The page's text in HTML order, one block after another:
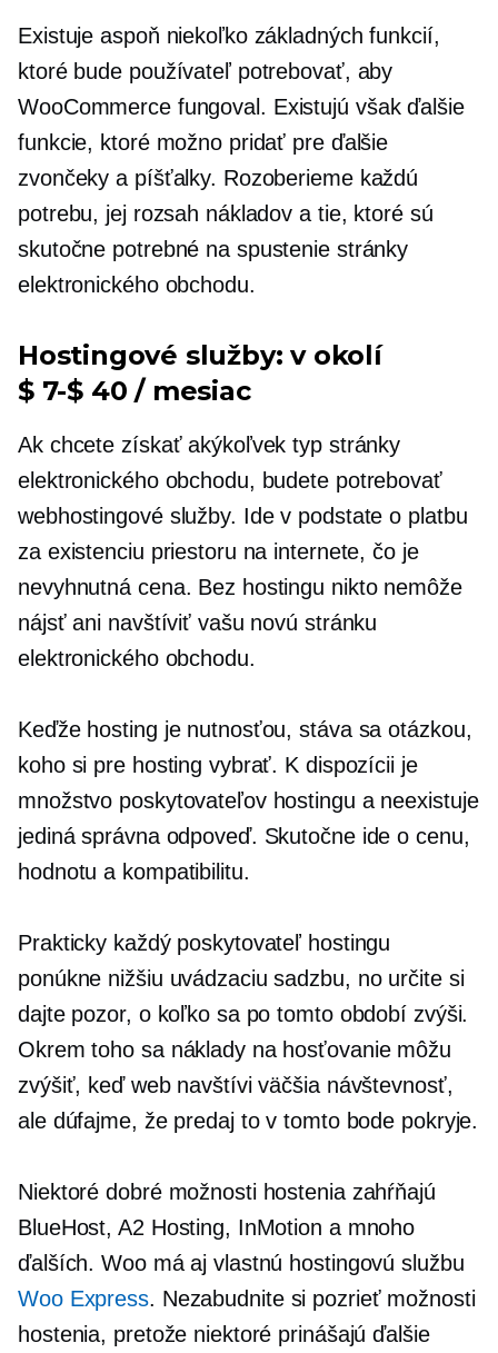
Existuje aspoň niekoľko základných funkcií,
ktoré bude používateľ potrebovať, aby
WooCommerce fungoval. Existujú však ďalšie
funkcie, ktoré možno pridať pre ďalšie
zvončeky a píšťalky. Rozoberieme každú
potrebu, jej rozsah nákladov a tie, ktoré sú
skutočne potrebné na spustenie stránky
elektronického obchodu.
Hostingové služby: v okolí
$ 7-$ 40 / mesiac
Ak chcete získať akýkoľvek typ stránky
elektronického obchodu, budete potrebovať
webhostingové služby. Ide v podstate o platbu
za existenciu priestoru na internete, čo je
nevyhnutná cena. Bez hostingu nikto nemôže
nájsť ani navštíviť vašu novú stránku
elektronického obchodu.
Keďže hosting je nutnosťou, stáva sa otázkou,
koho si pre hosting vybrať. K dispozícii je
množstvo poskytovateľov hostingu a neexistuje
jediná správna odpoveď. Skutočne ide o cenu,
hodnotu a kompatibilitu.
Prakticky každý poskytovateľ hostingu
ponúkne nižšiu uvádzaciu sadzbu, no určite si
dajte pozor, o koľko sa po tomto období zvýši.
Okrem toho sa náklady na hosťovanie môžu
zvýšiť, keď web navštívi väčšia návštevnosť,
ale dúfajme, že predaj to v tomto bode pokryje.
Niektoré dobré možnosti hostenia zahŕňajú
BlueHost, A2 Hosting, InMotion a mnoho
ďalších. Woo má aj vlastnú hostingovú službu
Woo Express. Nezabudnite si pozrieť možnosti
hostenia, pretože niektoré prinášajú ďalšie